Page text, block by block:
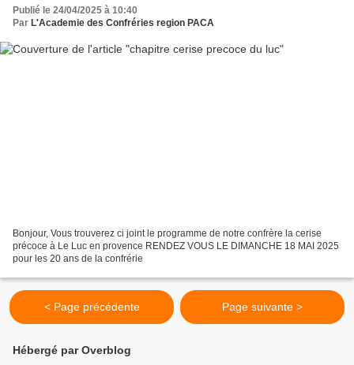
Publié le 24/04/2025 à 10:40
Par L'Academie des Confréries region PACA
Bonjour, Vous trouverez ci joint le programme de notre confrère la cerise
précoce à Le Luc en provence RENDEZ VOUS LE DIMANCHE 18 MAI 2025
pour les 20 ans de la confrérie
< Page précédente Page suivante >
Hébergé par Overblog